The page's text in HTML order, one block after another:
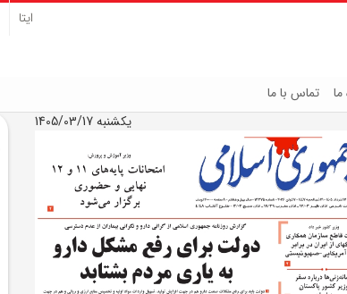
ایتا
ما تماس با ما
یکشنبه 1405/03/17